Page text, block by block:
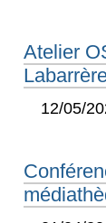
Atelier
12/05/